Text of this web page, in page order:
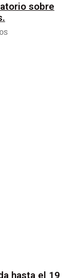
sobre
hasta el 19